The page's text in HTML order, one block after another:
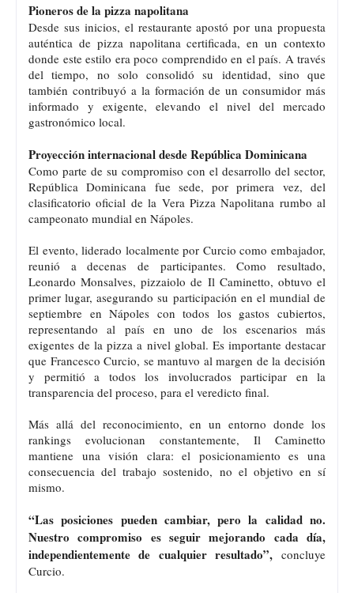
Pioneros de la pizza napolitana
Desde sus inicios, el restaurante apostó por una propuesta
auténtica de pizza napolitana certificada, en un contexto
donde este estilo era poco comprendido en el país. A través
del tiempo, no solo consolidó su identidad, sino que
también contribuyó a la formación de un consumidor más
informado y exigente, elevando el nivel del mercado
gastronómico local.
Proyección internacional desde República Dominicana
Como parte de su compromiso con el desarrollo del sector,
República Dominicana fue sede, por primera vez, del
clasificatorio oficial de la Vera Pizza Napolitana rumbo al
campeonato mundial en Nápoles.
El evento, liderado localmente por Curcio como embajador,
reunió a decenas de participantes. Como resultado,
Leonardo Monsalves, pizzaiolo de Il Caminetto, obtuvo el
primer lugar, asegurando su participación en el mundial de
septiembre en Nápoles con todos los gastos cubiertos,
representando al país en uno de los escenarios más
exigentes de la pizza a nivel global. Es importante destacar
que Francesco Curcio, se mantuvo al margen de la decisión
y permitió a todos los involucrados participar en la
transparencia del proceso, para el veredicto final.
Más allá del reconocimiento, en un entorno donde los
rankings evolucionan constantemente, Il Caminetto
mantiene una visión clara: el posicionamiento es una
consecuencia del trabajo sostenido, no el objetivo en sí
mismo.
“Las posiciones pueden cambiar, pero la calidad no.
Nuestro compromiso es seguir mejorando cada día,
independientemente de cualquier resultado”, concluye
Curcio.